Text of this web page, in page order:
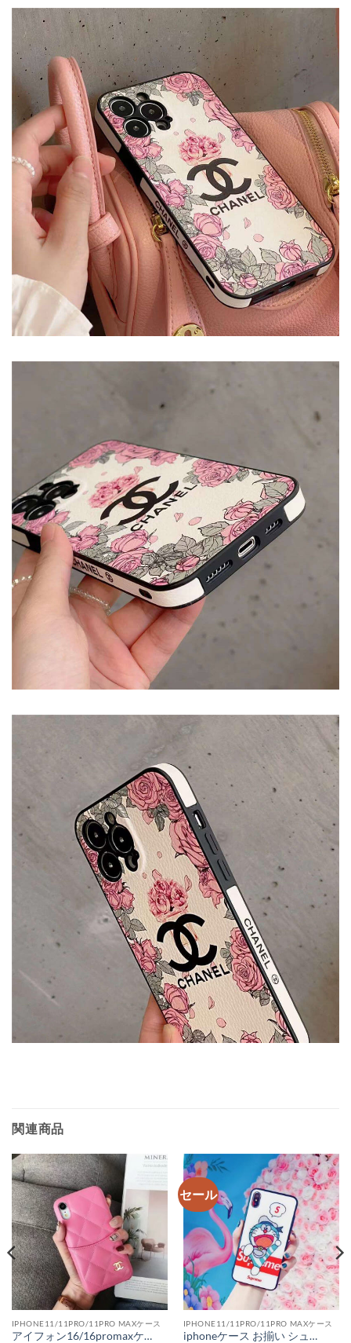
関連商品
IPHONE11/11PRO/11PRO MAXケース
アイフォン16/16promaxケース シャネル マトラッセ iphone15/15pro ケース 背面収納 iphone14promax ケース chanel アイフォン14/13ケース ラムスキン ココマーク ブランドパロディ iphone12promax ケース かわいい
セール
IPHONE11/11PRO/11PRO MAXケース
iphoneケース お揃い シュプリーム iPhone11 pro max ケース ドラえもん かわいい supreme iphonexs max xrケース キラキラ 通販 アイフォン8 8プラスケース ハード